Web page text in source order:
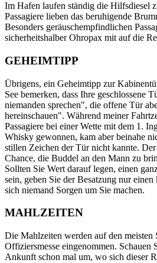
Im Hafen laufen ständig die Hilfsdiesel
Passagiere lieben das beruhigende
Besonders geräuschempfindlichen
sicherheitshalber Ohropax mit auf die
GEHEIMTIPP
Übrigens, ein Geheimtipp zur
See bemerken, dass Ihre geschlossene
niemanden sprechen", die offene Tür
hereinschauen". Während meiner
Passagiere bei einer Wette mit dem 1.
Whisky gewonnen, kam aber beinahe
stillen Zeichen der Tür nicht kannte.
Chance, die Buddel an den Mann zu
Sollten Sie Wert darauf legen, einen
sein, geben Sie der Besatzung nur
sich niemand Sorgen um Sie machen.
MAHLZEITEN
Die Mahlzeiten werden auf den meisten
Offiziersmesse eingenommen. Schauen
Ankunft schon mal um, wo sich dieser